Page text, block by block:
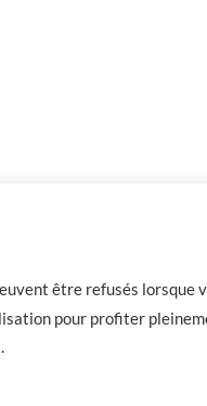
être refusés
pour profiter
.